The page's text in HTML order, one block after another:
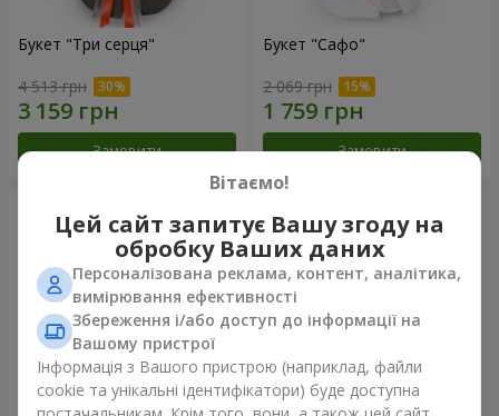
Букет "Три серця"
4 513 грн
Замовити
Букет "Сафо"
2 069 грн
Замовити
Вітаємо!
Цей сайт запитує Вашу згоду на
обробку Ваших даних
Персоналізована реклама, контент, аналітика,
вимірювання ефективності
Збереження і/або доступ до інформації на
Вашому пристрої
Інформація з Вашого пристрою (наприклад, файли
cookie та унікальні ідентифікатори) буде доступна